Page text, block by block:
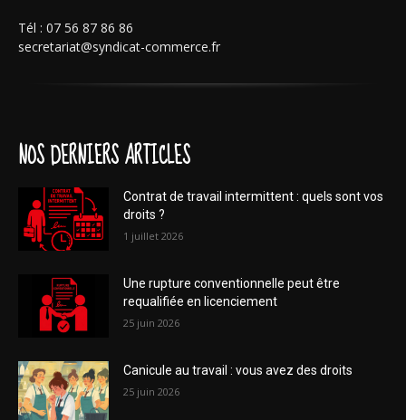
Tél : 07 56 87 86 86
secretariat@syndicat-commerce.fr
NOS DERNIERS ARTICLES
Contrat de travail intermittent : quels sont vos
droits ?
1 juillet 2026
Une rupture conventionnelle peut être
requalifiée en licenciement
25 juin 2026
Canicule au travail : vous avez des droits
25 juin 2026